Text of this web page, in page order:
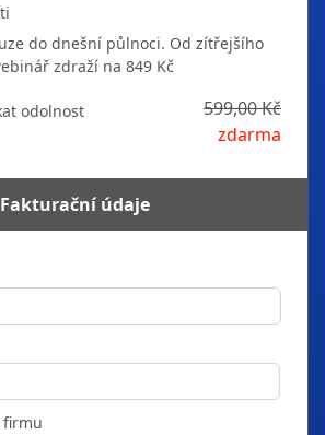
do dnešní půlnoci. Od zítřejšího
zdraží na 849 Kč
odolnost
599,00 Kč
zdarma
Fakturační údaje
firmu